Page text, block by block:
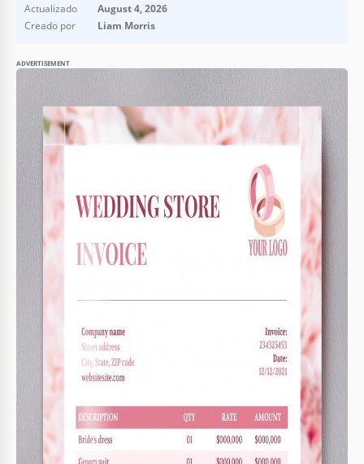
Actualizado
August 4, 2026
Creado por
Liam Morris
ADVERTISEMENT